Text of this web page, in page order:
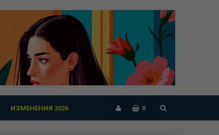
ИЗМЕНЕНИЯ 2026 0